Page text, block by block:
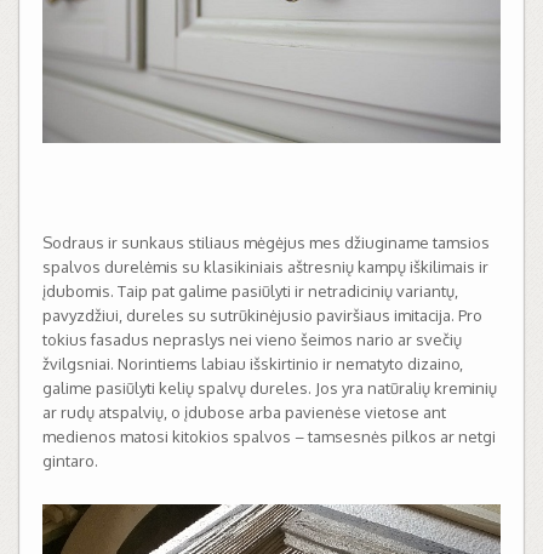
Sodraus ir sunkaus stiliaus mėgėjus mes džiuginame tamsios
spalvos durelėmis su klasikiniais aštresnių kampų iškilimais ir
įdubomis. Taip pat galime pasiūlyti ir netradicinių variantų,
pavyzdžiui, dureles su sutrūkinėjusio paviršiaus imitacija. Pro
tokius fasadus nepraslys nei vieno šeimos nario ar svečių
žvilgsniai. Norintiems labiau išskirtinio ir nematyto dizaino,
galime pasiūlyti kelių spalvų dureles. Jos yra natūralių kreminių
ar rudų atspalvių, o įdubose arba pavienėse vietose ant
medienos matosi kitokios spalvos – tamsesnės pilkos ar netgi
gintaro.